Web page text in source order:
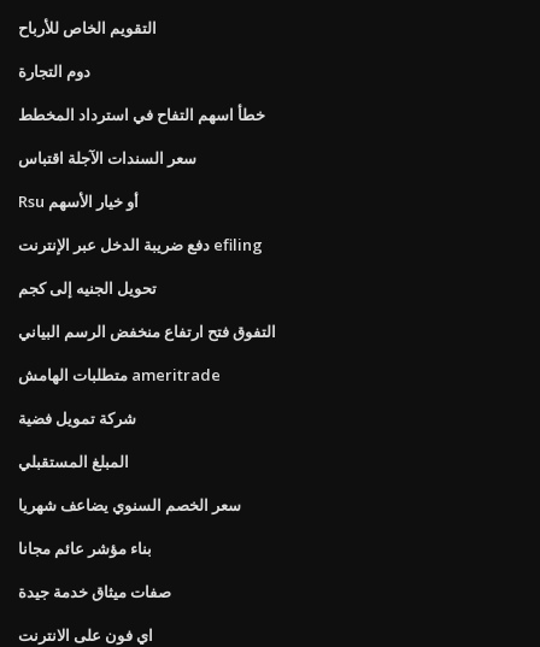
التقويم الخاص للأرباح
دوم التجارة
خطأ اسهم التفاح في استرداد المخطط
سعر السندات الآجلة اقتباس
Rsu أو خيار الأسهم
دفع ضريبة الدخل عبر الإنترنت efiling
تحويل الجنيه إلى كجم
التفوق فتح ارتفاع منخفض الرسم البياني
متطلبات الهامش ameritrade
شركة تمويل فضية
المبلغ المستقبلي
سعر الخصم السنوي يضاعف شهريا
بناء مؤشر عائم مجانا
صفات ميثاق خدمة جيدة
اي فون على الانترنت